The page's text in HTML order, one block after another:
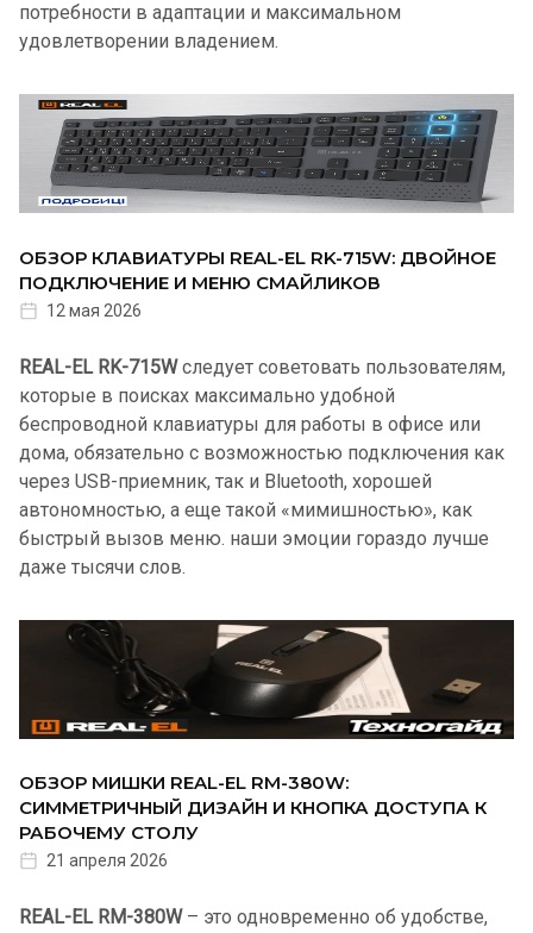
потребности в адаптации и максимальном
удовлетворении владением.
ОБЗОР КЛАВИАТУРЫ REAL-EL RK-715W: ДВОЙНОЕ
ПОДКЛЮЧЕНИЕ И МЕНЮ СМАЙЛИКОВ
12 мая 2026
REAL-EL RK-715Wследует советовать пользователям,
которые в поисках максимально удобной
беспроводной клавиатуры для работы в офисе или
дома, обязательно с возможностью подключения как
через USB-приемник, так и Bluetooth, хорошей
автономностью, а еще такой «мимишностью», как
быстрый вызов меню. наши эмоции гораздо лучше
даже тысячи слов.
ОБЗОР МИШКИ REAL-EL RM-380W:
СИММЕТРИЧНЫЙ ДИЗАЙН И КНОПКА ДОСТУПА К
РАБОЧЕМУ СТОЛУ
21 апреля 2026
REAL-EL RM-380W– это одновременно об удобстве,